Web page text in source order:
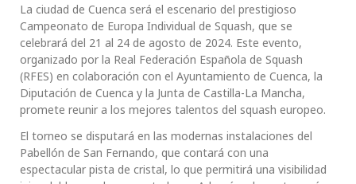
La ciudad de Cuenca será el escenario del prestigioso
Campeonato de Europa Individual de Squash, que se
celebrará del 21 al 24 de agosto de 2024. Este evento,
organizado por la Real Federación Española de Squash
(RFES) en colaboración con el Ayuntamiento de Cuenca, la
Diputación de Cuenca y la Junta de Castilla-La Mancha,
promete reunir a los mejores talentos del squash europeo.
El torneo se disputará en las modernas instalaciones del
Pabellón de San Fernando, que contará con una
espectacular pista de cristal, lo que permitirá una visibilidad